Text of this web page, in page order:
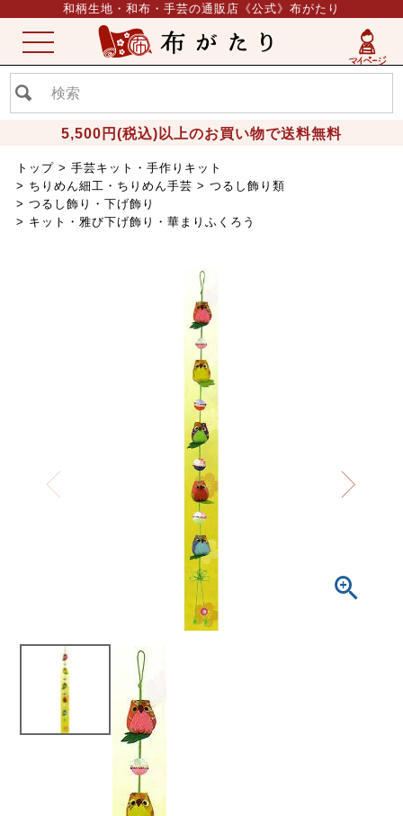
和柄生地・和布・手芸の通販店《公式》布がたり
5,500円(税込)以上のお買い物で送料無料
ME
NU
トップ
手芸キット・手作りキット
ちりめん細工・ちりめん手芸
つるし飾り類
つるし飾り・下げ飾り
キット・雅び下げ飾り・華まりふくろう